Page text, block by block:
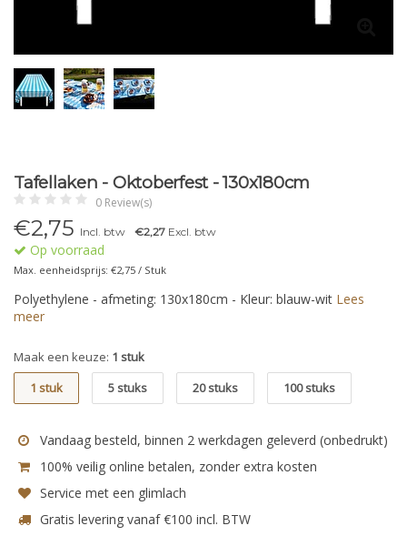
Tafellaken - Oktoberfest - 130x180cm
0 Review(s)
€2,75 Incl. btw €2,27 Excl. btw
Op voorraad
Max. eenheidsprijs: €2,75 / Stuk
Polyethylene - afmeting: 130x180cm - Kleur: blauw-wit Lees
meer
Maak een keuze: 1 stuk
1 stuk
5 stuks 20 stuks 100 stuks
Vandaag besteld, binnen 2 werkdagen geleverd (onbedrukt)
100% veilig online betalen, zonder extra kosten
Service met een glimlach
Gratis levering vanaf €100 incl. BTW